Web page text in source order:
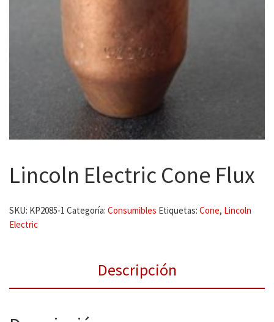
Lincoln Electric Cone Flux
SKU: KP2085-1 Categoría: Consumibles Etiquetas: Cone, Lincoln
Electric
Descripción